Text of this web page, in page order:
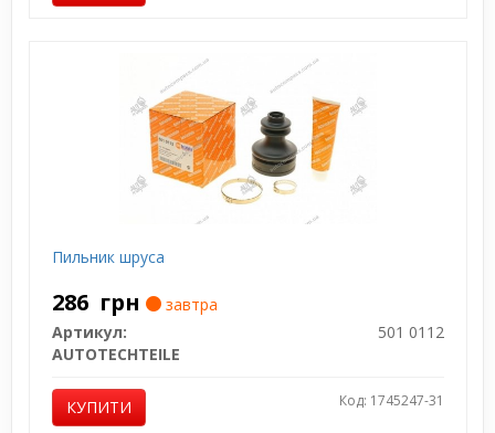
Пильник шруса
286 грн
завтра
Артикул:
501 0112
AUTOTECHTEILE
КУПИТИ Код: 1745247-31